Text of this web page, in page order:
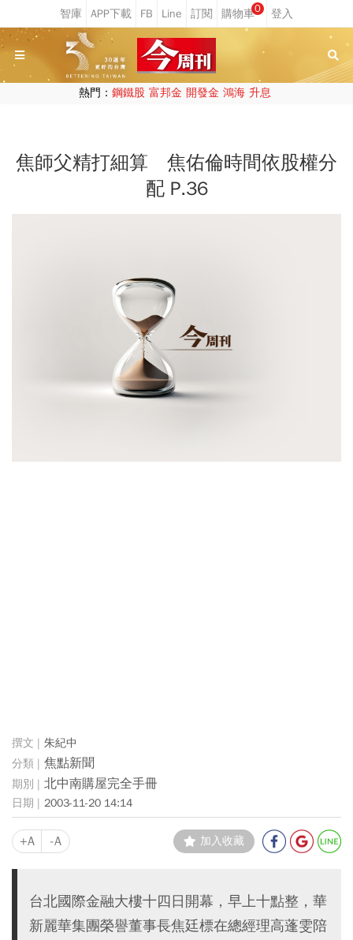
0
熱門： 鋼鐵股 富邦金 開發金 鴻海 升息
焦師父精打細算 焦佑倫時間依股權分
配 P.36
朱紀中
焦點新聞
北中南購屋完全手冊
2003-11-20 14:14
+A -A 加入收藏
台北國際金融大樓十四日開幕，早上十點整，華
新麗華集團榮譽董事長焦廷標在總經理高蓬雯陪